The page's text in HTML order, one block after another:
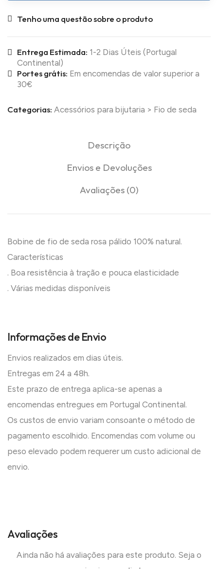
Tenho uma questão sobre o produto
Entrega Estimada: 1-2 Dias Úteis (Portugal
Continental)
Portes grátis: Em encomendas de valor superior a
30€
Categorias: Acessórios para bijutaria > Fio de seda
Descrição
Envios e Devoluções
Avaliações (0)
Bobine de fio de seda rosa pálido 100% natural.
Características
. Boa resistência à tração e pouca elasticidade
. Várias medidas disponíveis
Informações de Envio
Envios realizados em dias úteis.
Entregas em 24 a 48h.
Este prazo de entrega aplica-se apenas a
encomendas entregues em Portugal Continental.
Os custos de envio variam consoante o método de
pagamento escolhido. Encomendas com volume ou
peso elevado podem requerer um custo adicional de
envio.
Avaliações
Ainda não há avaliações para este produto. Seja o